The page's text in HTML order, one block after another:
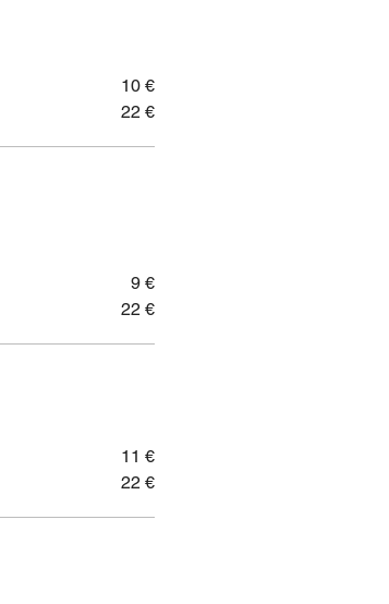
10 €
22 €
9 €
22 €
11 €
22 €